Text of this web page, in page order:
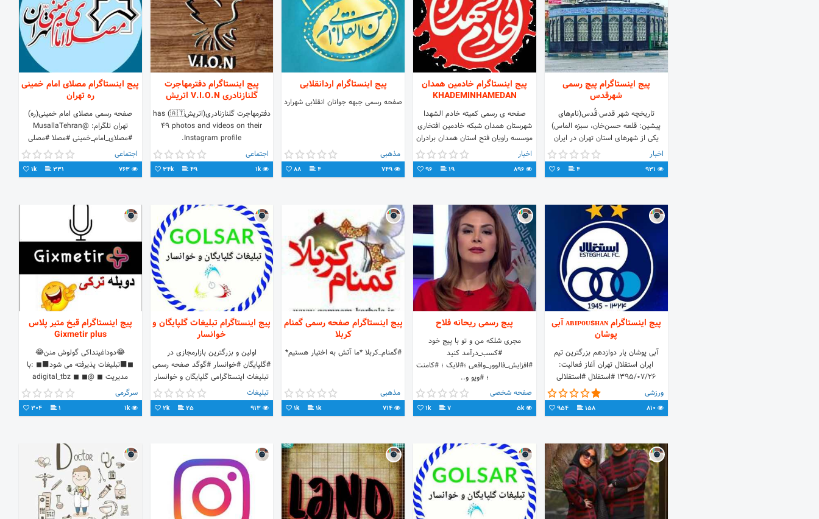
پیج اینستاگرام پیچ رسمی
شهرقدس
تاریخچه شهر قدس·قُدس(نام‌های
پیشین: قلعه حسن‌خان، سبزه الماس)
یکی از شهرهای استان تهران در ایران
است سال شهرشدن:۱۳۶۸/۰۴/۰۳
جمعیت:۳۰۹٬۶۰۵ رشدجمعیت: ۸٪
اخبار
4
6
پیج اینستاگرام خادمین همدان
KHADEMINHAMEDAN
صفحه ی رسمی کمیته خادم الشهدا
شهرستان همدان شبکه خادمین افتخاری
موسسه راویان فتح استان همدان برادران
خادم جهت ورود به سایت
http://khademin.rahnoor.ir
اخبار
896
19
96
پیج اینستاگرام اردانقلابی
صفحه رسمی جبهه جوانان انقلابی شهرارد
مذهبی
749
4
88
پیج اینستاگرام دفترمهاجرت
گلنازنادری V.I.O.N اتریش
دفترمهاجرت گلنازنادری(اتریش🇦🇹) has
49 photos and videos on their
Instagram profile.
اجتماعی
1k
49
34k
پیج اینستاگرام مصلای امام خمینی
ره تهران
صفحه رسمی مصلای امام خمینی(ره)
تهران تلگرام: @MusallaTehran
#مصلای_امام_خمینی #مصلا #مصلی
#مصلای_تهران #مصلی_تهران
#مصلای_امام_خمینی_تهران
اجتماعی
763
331
1k
پیج اینستاگرام ᴀʙɪᴘᴏᴜsʜᴀɴ آبی
پوشان
آبی پوشان یار دوازدهم بزرگترین تیم
ایران استقلال تهران آغاز فعالیت:
1395/07/26 #استقلال #استقلالی
ورزشی
810
158
954
پیج رسمی ریحانه فلاح
مجری شلکه من و تو با پیج خود
#کسب_درآمد کنید
#افزایش_فالوور_واقعی ؛#لایک ؛ #کامنت
؛ #ویو و..
صفحه شخصی
5k
7
1k
پیج اینستاگرام صفحه رسمی گمنام
کربلا
#گمنام_کربلا *ما آتش به اختیار هستیم*
مذهبی
714
1k
1k
پیج اینستاگرام تبلیغات گلپایگان و
خوانسار
اولین و بزرگترین بازارمجازی در
#گلپایگان #خوانسار #گوگد صفحه رسمی
تبلیغات اینستاگرامی گلپایگان و خوانسار
درج انواع #آگهی،#محصولات،#نیازمندی
و #شغل شما
تبلیغات
913
25
2k
پیج اینستاگرام قیخ متیر پلاس
Gixmetir plus
😂دوداغینداکی گولوش منن😂
◼⬛تبلیغات پذیرفته می شود⬛◼ :با
مدیریت ◼ @adigital_tbz ◼ ◼
@ahmad_331108 ◼
سرگرمی
1k
1
304